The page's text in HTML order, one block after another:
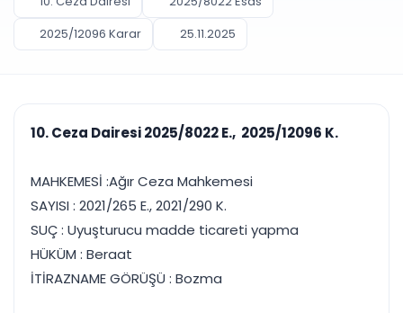
PLANLAMA & TAKİP
Pano ve Takip
Duruşma ve görev
takvimi
Bildirim
Süreleri asla kaçırmayın
takibi
Tek panelde uçtan uca yönetim
UYAP & UETS entegrasyonundan finansa, hepsi bir arada.
Tüm özellikleri inceleyin
2025/12096 Karar
25.11.2025
10. Ceza Dairesi 2025/8022 E., 2025/12096 K.
MAHKEMESİ :Ağır Ceza Mahkemesi
SAYISI : 2021/265 E., 2021/290 K.
SUÇ : Uyuşturucu madde ticareti yapma
HÜKÜM : Beraat
İTİRAZNAME GÖRÜŞÜ : Bozma